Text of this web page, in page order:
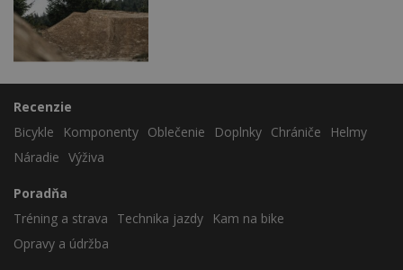
Recenzie
Bicykle
Komponenty Oblečenie Doplnky Chrániče
Helmy
Náradie Výživa
Poradňa
Tréning a strava
Technika jazdy
Kam na bike
Opravy a údržba